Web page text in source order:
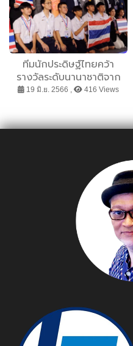
ทีมนักประดิษฐ์ไทยคว้า
รางวัลระดับนานาชาติจาก
งาน The 6th China
Expo 2023 ณ นครเซี่ยงไฮ้
19 มิ.ย. 2566 , 416 Views